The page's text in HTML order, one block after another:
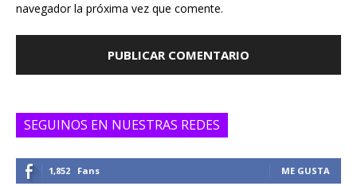
navegador la próxima vez que comente.
SEGUINOS EN NUESTRAS REDES
1,852 Fans ME GUSTA